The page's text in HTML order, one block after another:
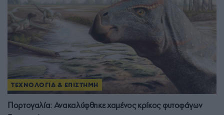
ΤΕΧΝΟΛΟΓΙΑ & ΕΠΙΣΤΗΜΗ
Πορτογαλία: Ανακαλύφθηκε χαμένος κρίκος φυτοφάγων